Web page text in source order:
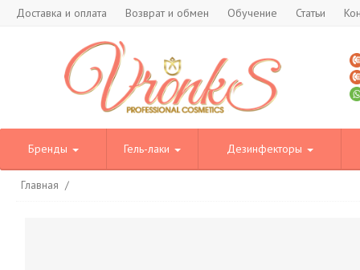
Доставка и оплата Возврат и обмен Обучение Статьи
Бренды Гель-лаки Дезинфекторы
Главная /